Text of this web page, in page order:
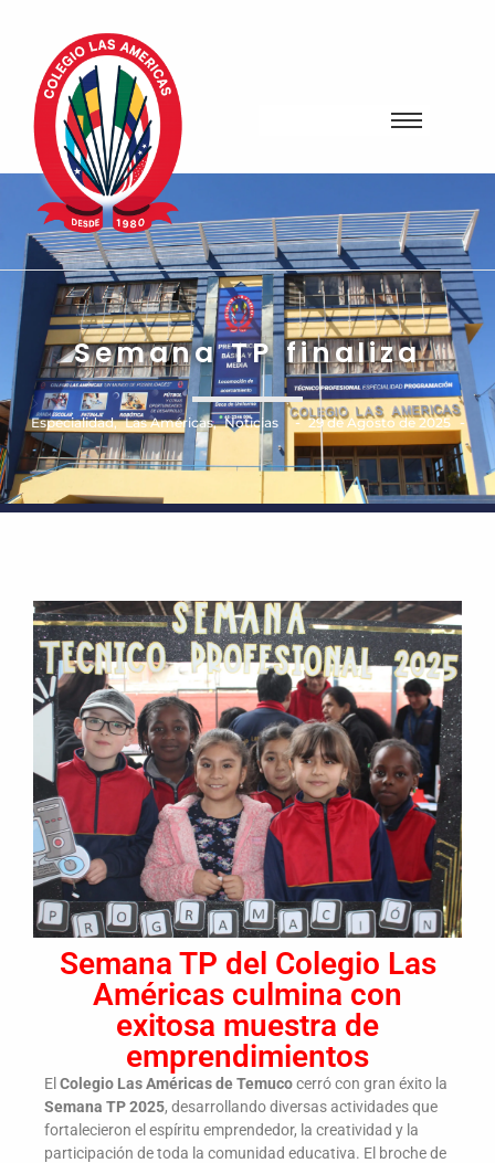
Semana TP finaliza
Especialidad, Las Américas, Noticias - 29 de Agosto de 2025 -
Semana TP del Colegio Las
Américas culmina con
exitosa muestra de
emprendimientos
El Colegio Las Américas de Temucocerró con gran éxito la
Semana TP 2025, desarrollando diversas actividades que
fortalecieron el espíritu emprendedor, la creatividad y la
participación de toda la comunidad educativa. El broche de